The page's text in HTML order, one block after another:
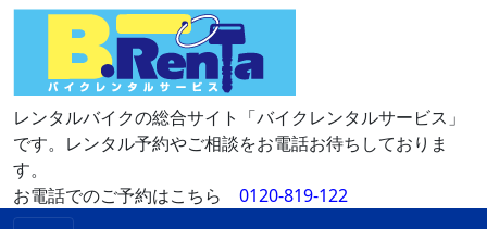
レンタルバイクの総合サイト「バイクレンタルサービス」
です。レンタル予約やご相談をお電話お待ちしておりま
す。
お電話でのご予約はこちら 0120-819-122